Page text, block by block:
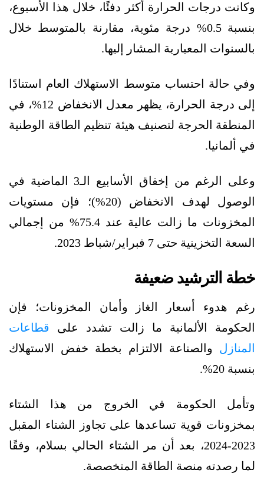
وكانت درجات الحرارة أكثر دفئًا، خلال هذا الأسبوع،
بنسبة 0.5% درجة مئوية، مقارنة بالمتوسط خلال
بالسنوات المعيارية المشار إليها.
وفي حالة احتساب متوسط الاستهلاك العام استنادًا
إلى درجة الحرارة، يظهر معدل الانخفاض 12%، في
المنطقة الحرجة لتصنيف هيئة تنظيم الطاقة الوطنية
في ألمانيا.
وعلى الرغم من إخفاق الأسابيع الـ3 الماضية في
الوصول لهدف الانخفاض (20%)؛ فإن مستويات
المخزونات ما زالت عالية عند 75.4% من إجمالي
السعة التخزينية حتى 7 فبراير/شباط 2023.
خطة الترشيد ضعيفة
رغم هدوء أسعار الغاز وأمان المخزونات؛ فإن
الحكومة الألمانية ما زالت تشدد على قطاعات
المنازل والصناعة الالتزام بخطة خفض الاستهلاك
بنسبة 20%.
وتأمل الحكومة في الخروج من هذا الشتاء
بمخزونات قوية تساعدها على تجاوز الشتاء المقبل
2023-2024، بعد أن مر الشتاء الحالي بسلام، وفقًا
لما رصدته منصة الطاقة المتخصصة.